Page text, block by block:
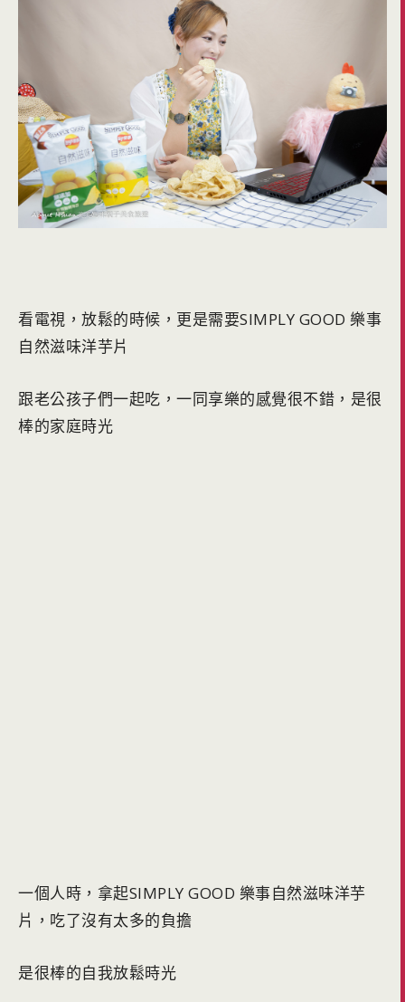
看電視，放鬆的時候，更是需要SIMPLY GOOD 樂事
自然滋味洋芋片
跟老公孩子們一起吃，一同享樂的感覺很不錯，是很
棒的家庭時光
一個人時，拿起SIMPLY GOOD 樂事自然滋味洋芋
片，吃了沒有太多的負擔
是很棒的自我放鬆時光